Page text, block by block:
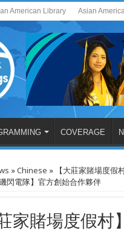
American Library Asian
COVERAGE
»Chinese »
【大莊家賭場度
閃電隊】官方創始合作夥伴
家賭場度假村